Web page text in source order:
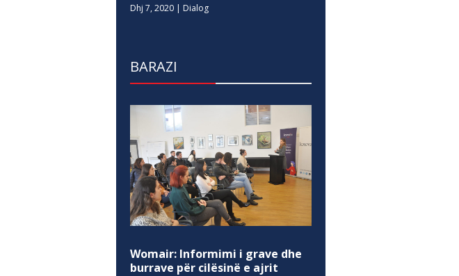
Dhj 7, 2020 | Dialog
BARAZI
Womair: Informimi i grave dhe
burrave për cilësinë e ajrit